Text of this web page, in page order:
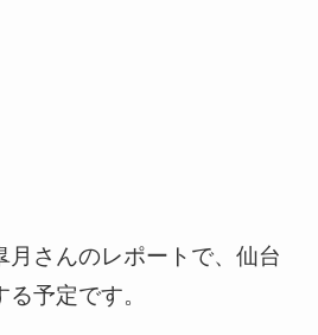
月さんのレポートで、仙台
予定です。